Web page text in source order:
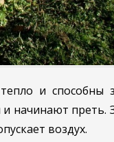
и способны
начинают преть.
воздух.